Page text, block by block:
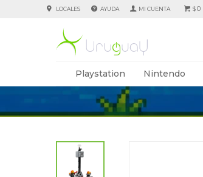
Playstation Nintendo
$0
LOCALES AYUDA